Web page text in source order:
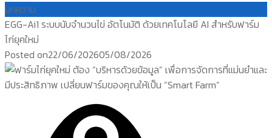
บทความ
EGG-Ai1 ระบบนับจำนวนไข่ อัตโนมัติ ด้วยเทคโนโลยี AI สำหรับฟาร์ม
ไก่ยุคใหม่
Posted on22/06/202605/08/2026